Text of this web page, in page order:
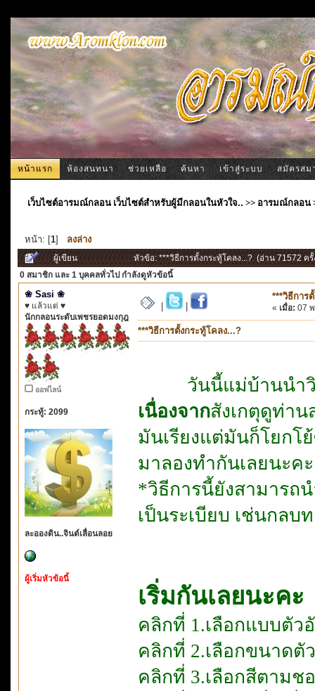
หน้าแรก ห้องสนทนา ช่วยเหลือ ค้นหา เข้าสู่ระบบ สมัครสม
เว็บไซต์อารมณ์กลอน เว็บไซต์สำหรับผู้มีกลอนในหัวใจ.. >> อารมณ์กลอน
หน้า: [1] ลงล่าง
ผู้เขียน
หัวข้อ: ***วิธีการตั้งกระทู้โคลง...? (อ่าน 71572 ครั้
0 สมาชิก และ 1 บุคคลทั่วไป กำลังดูหัวข้อนี้
❀ Sasi ❀
♥ แล้วแต่ ♥
นักกลอนระดับเพชรยอดมงกุฎ
ออฟไลน์
กระทู้: 2099
ละอองดิน..จินต์เลื่อนลอย
ผู้เริ่มหัวข้อนี้
***วิธีการ
« เมื่อ: 07
***วิธีการตั้งกระทู้โคลง...?
วันนี้แม่บ้านนำ
เนื่องจากสังเกตุดูท่า
มันเรียงแต่มันก็โยกโ
มาลองทำกันเลยนะคะ
*วิธีการนี้ยังสามารถ
เป็นระเบียบ เช่นกล
เริ่มกันเลยนะคะ
คลิกที่ 1.เลือกแบบตัว
คลิกที่ 2.เลือกขนาดตั
คลิกที่ 3.เลือกสีตามช